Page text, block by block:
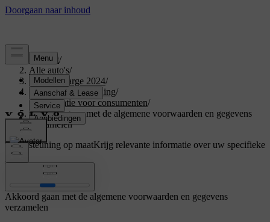
Support/
Alle auto's/
C40 Recharge 2024/
Gebruikershandleiding/
Informatie voor consumenten/
Akkoord gaan met de algemene voorwaarden en gegevens
verzamelen
Ondersteuning op maatKrijg relevante informatie over uw specifieke
auto.
Akkoord gaan met de algemene voorwaarden en gegevens
verzamelen